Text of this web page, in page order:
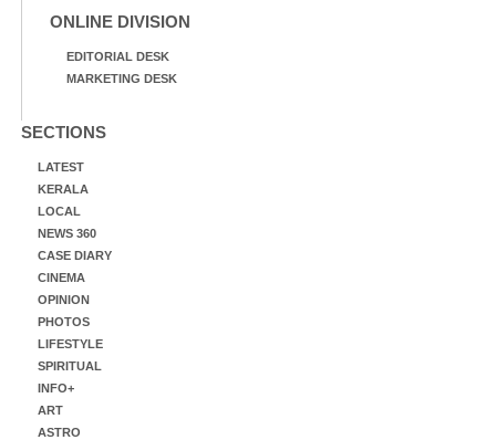
ONLINE DIVISION
EDITORIAL DESK
MARKETING DESK
SECTIONS
LATEST
KERALA
LOCAL
NEWS 360
CASE DIARY
CINEMA
OPINION
PHOTOS
LIFESTYLE
SPIRITUAL
INFO+
ART
ASTRO